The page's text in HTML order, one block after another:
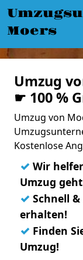
Moers
Umzug
☛ 100 %
Umzug von
Kostenlose
✓ Wir
Umzug
✓ Schnell
erhalten!
✓ Finden
Umzug!